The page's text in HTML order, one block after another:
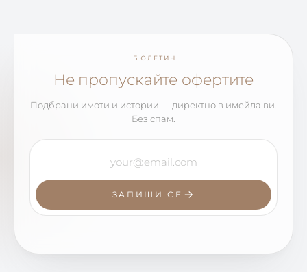
БЮЛЕТИН
Не пропускайте офертите
Подбрани имоти и истории — директно в имейла ви.
Без спам.
ЗАПИШИ СЕ